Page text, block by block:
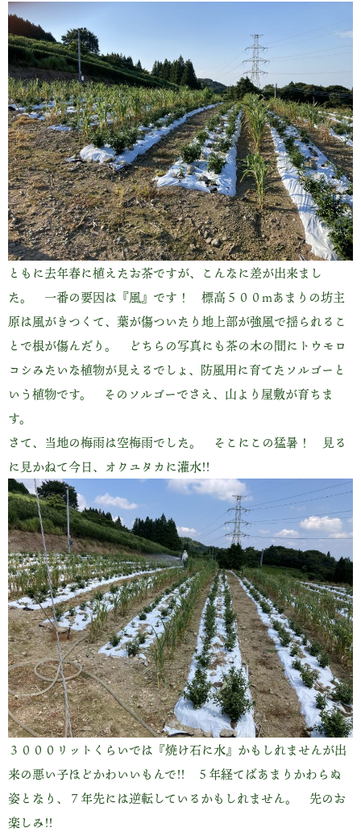
ともに去年春に植えたお茶ですが、こんなに差が出来まし
た。 一番の要因は『風』です！ 標高５００mあまりの坊主
原は風がきつくて、葉が傷ついたり地上部が強風で揺られるこ
とで根が傷んだり。 どちらの写真にも茶の木の間にトウモロ
コシみたいな植物が見えるでしょ、防風用に育てたソルゴーと
いう植物です。 そのソルゴーでさえ、山より屋敷が育ちま
す。
さて、当地の梅雨は空梅雨でした。 そこにこの猛暑！ 見る
に見かねて今日、オクユタカに灌水!!
３０００リットくらいでは『焼け石に水』かもしれませんが出
来の悪い子ほどかわいいもんで!! ５年経てばあまりかわらぬ
姿となり、７年先には逆転しているかもしれません。 先のお
楽しみ!!